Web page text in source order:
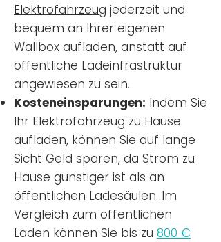
Elektrofahrzeug jederzeit und
bequem an Ihrer eigenen
Wallbox aufladen, anstatt auf
öffentliche Ladeinfrastruktur
angewiesen zu sein.
Kosteneinsparungen: Indem Sie
Ihr Elektrofahrzeug zu Hause
aufladen, können Sie auf lange
Sicht Geld sparen, da Strom zu
Hause günstiger ist als an
öffentlichen Ladesäulen. Im
Vergleich zum öffentlichen
Laden können Sie bis zu 800 €